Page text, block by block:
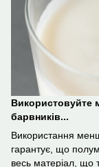
Використовуйте
барвників...
Використання
гарантує, що
весь матеріал, що